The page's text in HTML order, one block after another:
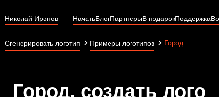
Николай Иронов НачатьБлогПартнерыВ подарокПоддержка
Сгенерировать логотип Примеры логотипов Город
Город, создать лого